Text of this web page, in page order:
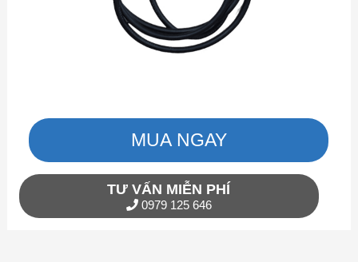
MUA NGAY
TƯ VẤN MIỄN PHÍ
0979 125 646